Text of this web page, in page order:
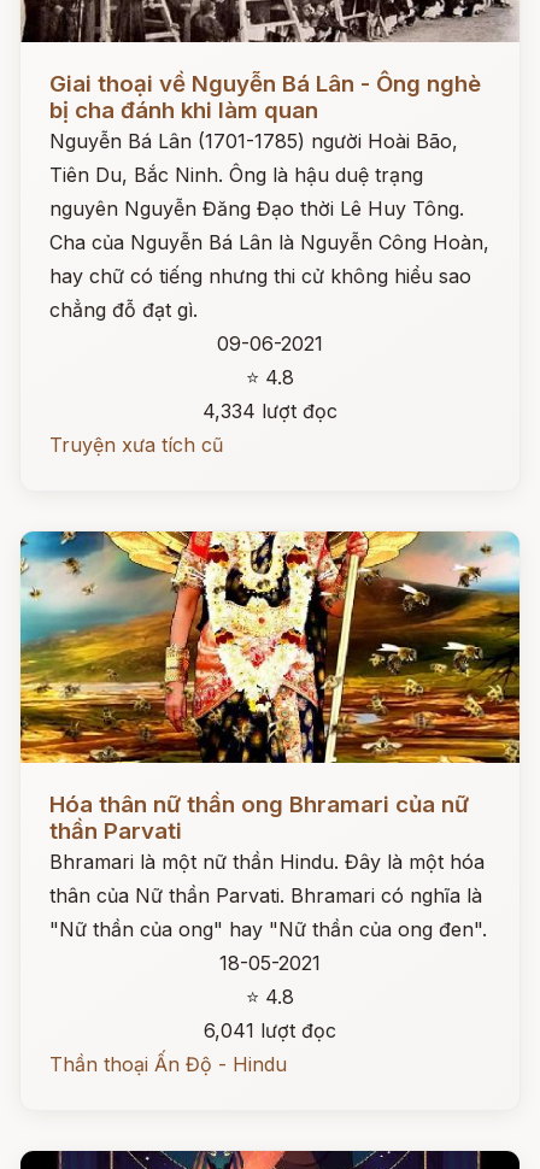
Giai thoại về Nguyễn Bá Lân - Ông nghè
bị cha đánh khi làm quan
Nguyễn Bá Lân (1701-1785) người Hoài Bão,
Tiên Du, Bắc Ninh. Ông là hậu duệ trạng
nguyên Nguyễn Đăng Đạo thời Lê Huy Tông.
Cha của Nguyễn Bá Lân là Nguyễn Công Hoàn,
hay chữ có tiếng nhưng thi cử không hiểu sao
chẳng đỗ đạt gì.
09-06-2021
⭐ 4.8
4,334 lượt đọc
Truyện xưa tích cũ
Hóa thân nữ thần ong Bhramari của nữ
thần Parvati
Bhramari là một nữ thần Hindu. Đây là một hóa
thân của Nữ thần Parvati. Bhramari có nghĩa là
"Nữ thần của ong" hay "Nữ thần của ong đen".
18-05-2021
⭐ 4.8
6,041 lượt đọc
Thần thoại Ấn Độ - Hindu